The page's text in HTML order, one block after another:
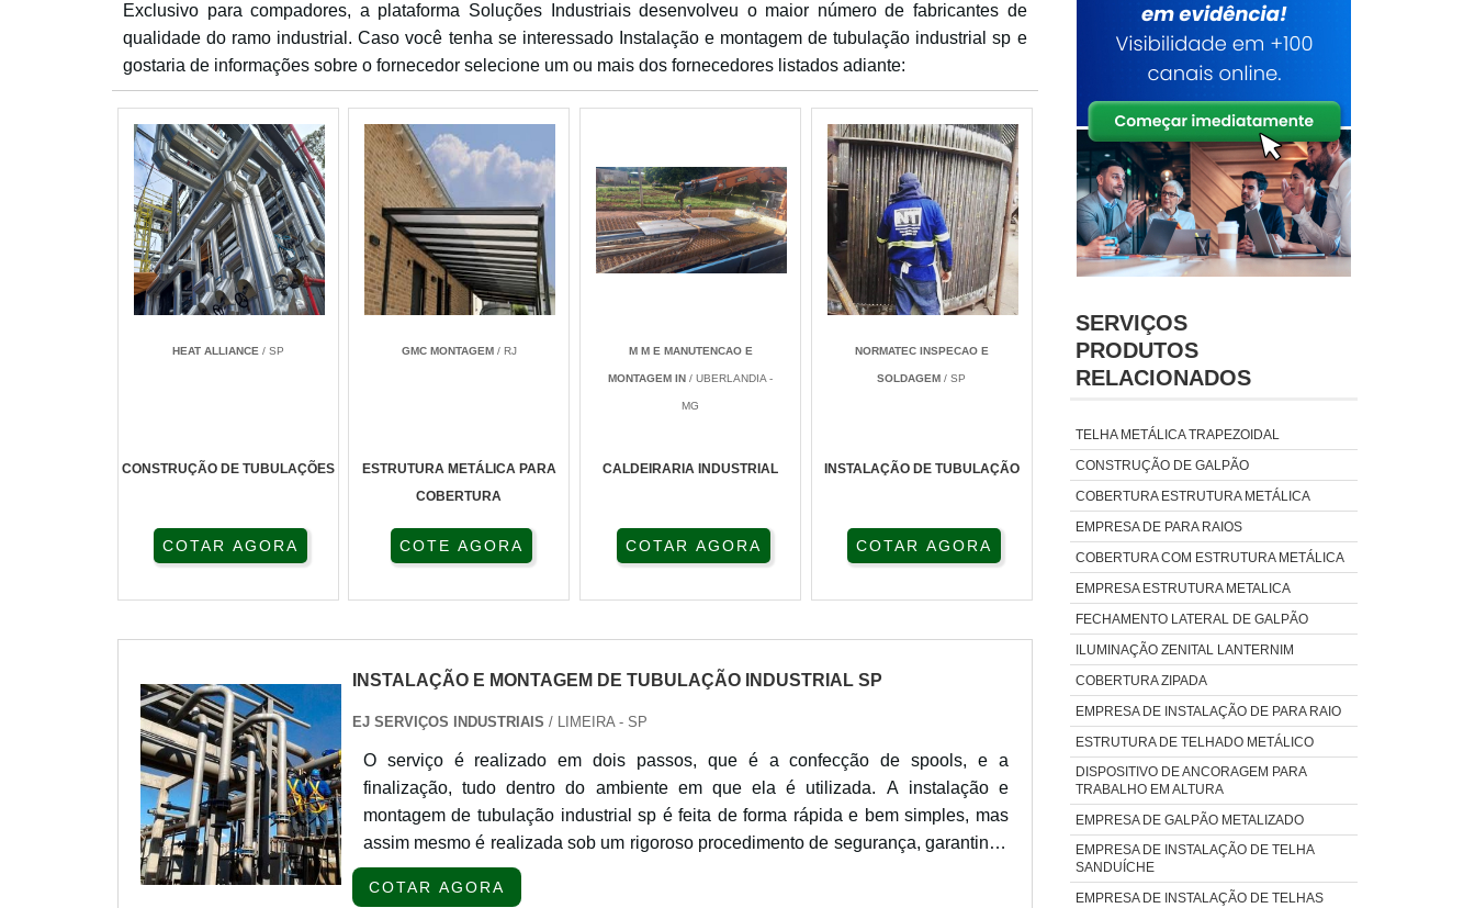
Exclusivo para compadores, a plataforma Soluções Industriais desenvolveu o maior número de fabricantes de
qualidade do ramo industrial. Caso você tenha se interessado Instalação e montagem de tubulação industrial sp e
gostaria de informações sobre o fornecedor selecione um ou mais dos fornecedores listados adiante:
HEAT ALLIANCE/ SP
CONSTRUÇÃO DE TUBULAÇÕES
COTAR AGORA
GMC MONTAGEM / RJ
ESTRUTURA METÁLICA PARA
COBERTURA
COTE AGORA
M M E MANUTENCAO E
MONTAGEM IN / UBERLANDIA -
MG
CALDEIRARIA INDUSTRIAL
COTAR AGORA
NORMATEC INSPECAO E
SOLDAGEM / SP
INSTALAÇÃO DE TUBULAÇÃO
COTAR AGORA
INSTALAÇÃO E MONTAGEM DE TUBULAÇÃO INDUSTRIAL SP
EJ SERVIÇOS INDUSTRIAIS / LIMEIRA - SP
O serviço é realizado em dois passos, que é a confecção de spools, e a
finalização, tudo dentro do ambiente em que ela é utilizada. A instalação e
montagem de tubulação industrial sp é feita de forma rápida e bem simples, mas
assim mesmo é realizada sob um rigoroso procedimento de segurança, garantindo
que todo processo não oferecerá riscos aos envolvidos, e nem a estrutura, antes,
durante, e depois da montagem. Essencial para a realiza...
COTAR AGORA
SERVIÇOS
PRODUTOS
RELACIONADOS
TELHA METÁLICA TRAPEZOIDAL
CONSTRUÇÃO DE GALPÃO
COBERTURA ESTRUTURA METÁLICA
EMPRESA DE PARA RAIOS
COBERTURA COM ESTRUTURA METÁLICA
EMPRESA ESTRUTURA METALICA
FECHAMENTO LATERAL DE GALPÃO
ILUMINAÇÃO ZENITAL LANTERNIM
COBERTURA ZIPADA
EMPRESA DE INSTALAÇÃO DE PARA RAIO
ESTRUTURA DE TELHADO METÁLICO
DISPOSITIVO DE ANCORAGEM PARA
TRABALHO EM ALTURA
EMPRESA DE GALPÃO METALIZADO
EMPRESA DE INSTALAÇÃO DE TELHA
SANDUÍCHE
EMPRESA DE INSTALAÇÃO DE TELHAS